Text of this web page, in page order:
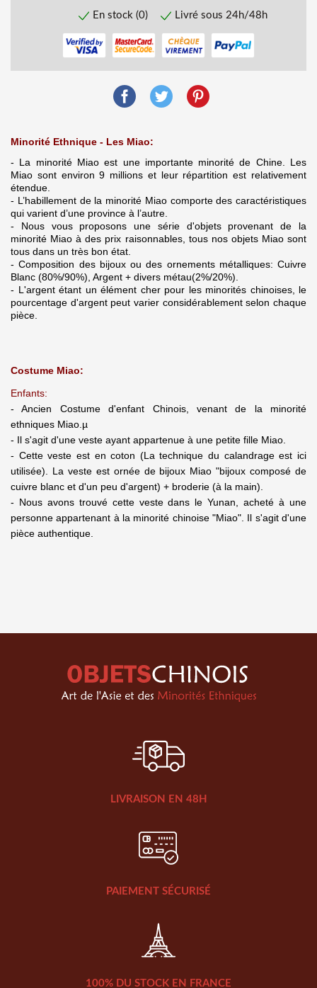
En stock (0) Livré sous 24h/48h
Minorité Ethnique - Les Miao:
- La minorité Miao est une importante minorité de Chine. Les
Miao sont environ 9 millions et leur répartition est relativement
étendue.
- L’habillement de la minorité Miao comporte des caractéristiques
qui varient d’une province à l’autre.
- Nous vous proposons une série d'objets provenant de la
minorité Miao à des prix raisonnables, tous nos objets Miao sont
tous dans un très bon état.
- Composition des bijoux ou des ornements métalliques: Cuivre
Blanc (80%/90%), Argent + divers métau(2%/20%).
- L'argent étant un élément cher pour les minorités chinoises, le
pourcentage d'argent peut varier considérablement selon chaque
pièce.
Costume Miao:
Enfants:
- Ancien Costume d'enfant Chinois, venant de la minorité
ethniques Miao.µ
- Il s'agit d'une veste ayant appartenue à une petite fille Miao.
- Cette veste est en coton (La technique du calandrage est ici
utilisée). La veste est ornée de bijoux Miao "bijoux composé de
cuivre blanc et d'un peu d'argent) + broderie (à la main).
- Nous avons trouvé cette veste dans le Yunan, acheté à une
personne appartenant à la minorité chinoise "Miao". Il s'agit d'une
pièce authentique.
LIVRAISON EN 48H
PAIEMENT SÉCURISÉ
100% DU STOCK EN FRANCE